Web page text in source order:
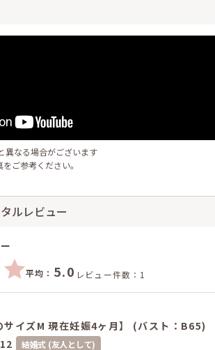
異なる場合がございます
ご参考ください。
ルレビュー
平均： 5.0 レビュー件数：1
イズM 現在妊娠4ヶ月】 (バスト：B65)
結婚式 (友人として)